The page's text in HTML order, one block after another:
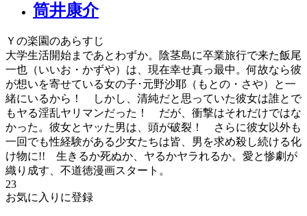
筒井康介
Ｙの楽園のあらすじ
大学生活開始まであとわずか。陰茎島に卒業旅行で来た飯尾
一也（いいお・かずや）は、現在幸せ真っ最中。何故なら彼
が想いを寄せている女の子･元野沙耶（もとの・さや）と一
緒にいるから！ しかし、清純だと思っていた彼女は誰とで
もヤる淫乱ヤリマンだった！ だが、衝撃はそれだけではな
かった。彼女とヤッた男は、頭が破裂！ さらに彼女以外も
一回でも性経験がある少女たちは皆、男を求め殺し続ける化
け物に!! 生きるか死ぬか、ヤるかヤラれるか。愛と惨劇が
織り成す、不道徳漫画スタート。
23
お気に入りに登録